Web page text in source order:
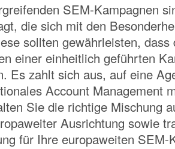
SEM-Kampagnen
die sich mit den
sollten gewährleisten, dass
einer einheitlich geführten
Es zahlt sich aus, auf eine
Account Management
Sie die richtige Mischung
Ausrichtung sowie
für Ihre europaweiten SEM-